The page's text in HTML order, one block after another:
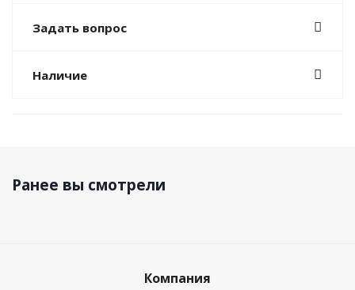
Задать вопрос
Наличие
Ранее вы смотрели
Компания